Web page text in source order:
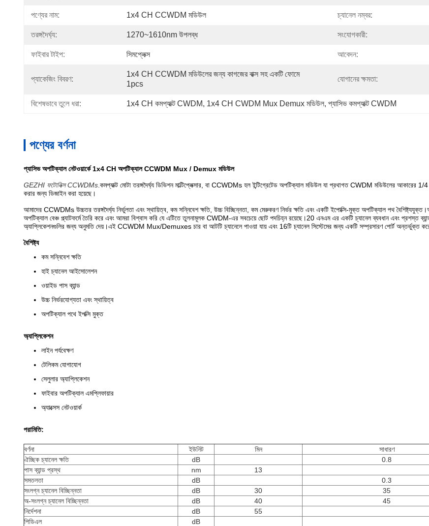
পণ্যের নাম: 1x4 CH CCWDM মডিউল চ্যানেল নম্বর:
তরঙ্গদৈর্ঘ্য: 1270~1610nm উপলব্ধ সংযোগকারী:
ফাইবার টাইপ: সিমপ্লেক্স আবেদন:
প্যাকেজিং বিবরণ:
1x4 CH CCWDM মডিউলের জন্য কাগজের বাক্স সহ একটি ফোমে
1pcs
যোগানের ক্ষমতা:
বিশেষভাবে তুলে ধরা: 1x4 CH কমপ্যাক্ট CWDM, 1x4 CH CWDM Mux Demux মডিউল, প্যাসিভ কমপ্যাক্ট CWDM
পণ্যের বর্ণনা
প্যাসিভ অপটিক্যাল নেটওয়ার্কে 1x4 CH অপটিক্যাল CCWDM Mux / Demux মডিউল
GEZHI ফটোনিক্স CCWDMs .কমপ্যাক্ট মোটা তরঙ্গদৈর্ঘ্য ডিভিশন মাল্টিপ্লেক্সার, বা CCWDMs হল ইন্টিগ্রেটেড অপটিক্যাল মডিউল যা প্রথাগত CWDM মডিউলের আকারের
করার জন্য ডিজাইন করা হয়েছে।
আমাদের CCWDMs উচ্চতর তরঙ্গদৈর্ঘ্য নির্ভুলতা এবং স্থায়িত্ব, কম সন্নিবেশ ক্ষতি, উচ্চ বিচ্ছিন্নতা, কম মেরুকরণ নির্ভর ক্ষতি এবং একটি ইপোক্সি-মুক্ত অপটিক্যাল পথ
অপটিক্যাল বেঞ্চ প্ল্যাটফর্মে তৈরি করে এবং আমরা বিশ্বাস করি যে এটিতে তুলনামূলক CWDM-এর সবচেয়ে ছোট পদচিহ্ন রয়েছে।20 এনএম এর একটি চ্যানেল ব্যবধান এবং প্রশস্ত
অ্যাপ্লিকেশনগুলির জন্য অনুমতি দেয়।এই CCWDM Mux/Demuxes চার বা আটটি চ্যানেলে পাওয়া যায় এবং 16টি চ্যানেল সিস্টেমের জন্য একটি সম্প্রসারণ পোর্ট অন্তর্ভুক্ত
বৈশিষ্ট্য
কম সন্নিবেশ ক্ষতি
হাই চ্যানেল আইসোলেশন
ওয়াইড পাস ব্যান্ড
উচ্চ নির্ভরযোগ্যতা এবং স্থায়িত্ব
অপটিক্যাল পথে ইপক্সি মুক্ত
অ্যাপ্লিকেশন
লাইন পর্যবেক্ষণ
টেলিকম যোগাযোগ
সেলুলার অ্যাপ্লিকেশন
ফাইবার অপটিক্যাল এমপ্লিফায়ার
অ্যাক্সেস নেটওয়ার্ক
পরামিতি:
বর্ণনা ইউনিট মিন সাধারণ
ঐচ্ছিক চ্যানেল ক্ষতি
dB 0.8
পাস ব্যান্ড প্রস্থ
nm
13
সমতলতা
dB 0.3
সংলগ্ন চ্যানেল বিচ্ছিন্নতা
dB 30
35
অ-সংলগ্ন চ্যানেল বিচ্ছিন্নতা
dB 40
45
নির্দেশনা
dB
55
পিডিএল
dB